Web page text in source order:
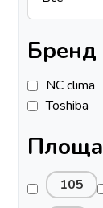
Бренд
NC clima
Toshiba
Площа
105